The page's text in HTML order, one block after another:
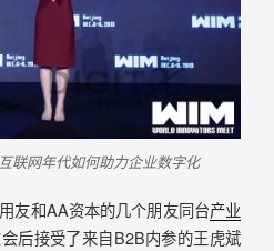
联网年代如何助力企业数字化
友和AA资本的几个朋友同台产业
后接受了来自B2B内参的王虎斌